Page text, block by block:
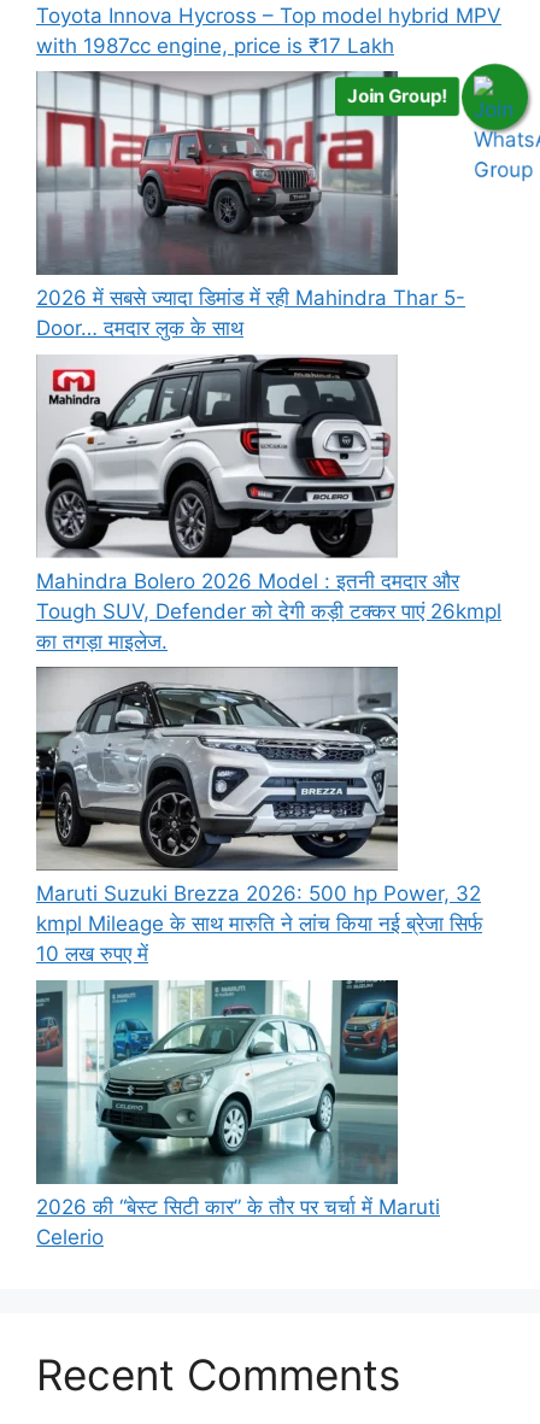
Toyota Innova Hycross – Top model hybrid MPV
with 1987cc engine, price is ₹17 Lakh
2026 में सबसे ज्यादा डिमांड में रही Mahindra Thar 5-
Door… दमदार लुक के साथ
Mahindra Bolero 2026 Model : इतनी दमदार और
Tough SUV, Defender को देगी कड़ी टक्कर पाएं 26kmpl
का तगड़ा माइलेज.
Maruti Suzuki Brezza 2026: 500 hp Power, 32
kmpl Mileage के साथ मारुति ने लांच किया नई ब्रेजा सिर्फ
10 लख रुपए में
2026 की “बेस्ट सिटी कार” के तौर पर चर्चा में Maruti
Celerio
Recent Comments
Join Group!